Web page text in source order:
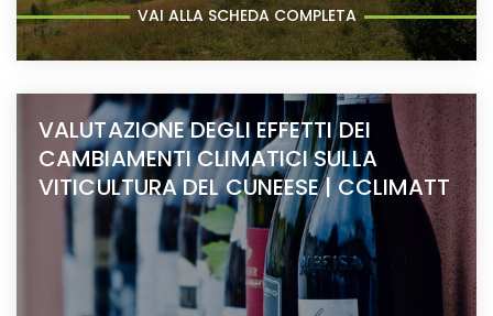
VAI ALLA SCHEDA COMPLETA
VALUTAZIONE DEGLI EFFETTI DEI
CAMBIAMENTI CLIMATICI SULLA
VITICULTURA DEL CUNEESE | CCLIMATT